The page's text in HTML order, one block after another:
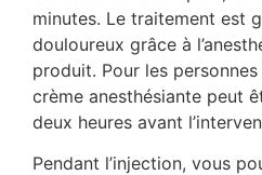
minutes. Le traitement est
douloureux grâce à
produit. Pour les
crème anesthésiante peut
deux heures avant
Pendant l’injection, vous